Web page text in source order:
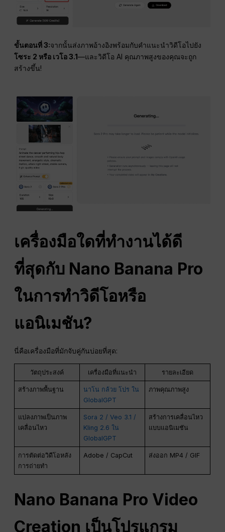
ขั้นตอนที่ 3:จากนั้นส่งภาพอ้างอิงพร้อมกับคำแนะนำวิดีโอไปยัง
โซระ 2 หรือ เวโอ 3.1—และวิดีโอ AI คุณภาพสูงของคุณจะถูก
สร้างขึ้น!
เครื่องมือใดที่ทำงานได้ดี
ที่สุดกับ Nano Banana Pro
ในการทำวิดีโอหรือ
แอนิเมชัน?
นี่คือเครื่องมือที่มักจับคู่กันบ่อยที่สุด:
วัตถุประสงค์ เครื่องมือที่แนะนำ รายละเอียด
สร้างภาพพื้นฐาน
นาโน กล้วย โปร ใน
GlobalGPT
ภาพคุณภาพสูง
แปลงภาพเป็นภาพ
เคลื่อนไหว
Sora 2 / Veo 3.1 /
Kling 2.6 ใน
GlobalGPT
สร้างการเคลื่อนไหว
แบบแอนิเมชัน
การตัดต่อวิดีโอหลัง
การถ่ายทำ
Adobe / CapCut ส่งออก MP4 / GIF
Nano Banana Pro Video
Creation เป็นโปรแกรม